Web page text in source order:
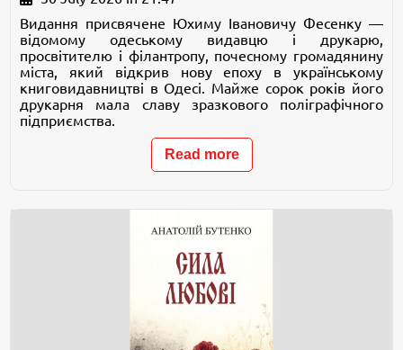
Видання присвячене Юхиму Івановичу Фесенку —
відомому одеському видавцю і друкарю,
просвітителю і філантропу, почесному громадянину
міста, який відкрив нову епоху в українському
книговидавництві в Одесі. Майже сорок років його
друкарня мала славу зразкового поліграфічного
підприємства.
Read more